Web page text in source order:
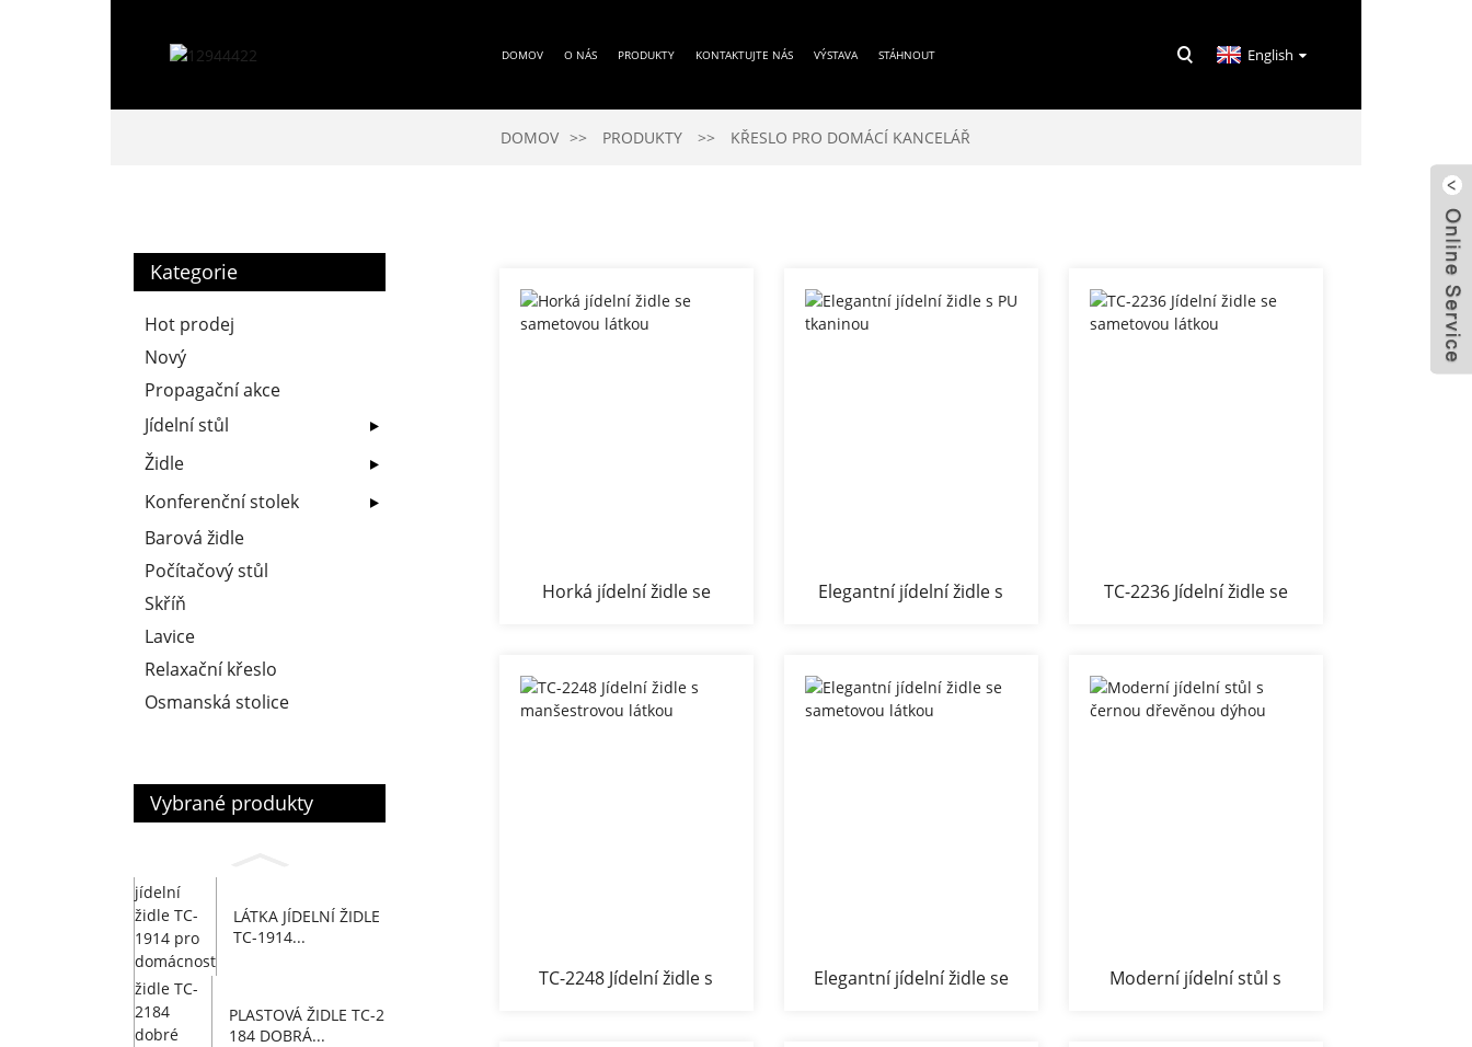
DOMOV O NÁS PRODUKTY KONTAKTUJTE NÁS VÝSTAVA STÁHNOUT English
DOMOV PRODUKTY KŘESLO PRO DOMÁCÍ KANCELÁŘ
Kategorie
Hot prodej
Nový
Propagační akce
Jídelní stůl
Židle
Konferenční stolek
Barová židle
Počítačový stůl
Skříň
Lavice
Relaxační křeslo
Osmanská stolice
Vybrané produkty
LÁTKA JÍDELNÍ ŽIDLE
TC-1914...
PLASTOVÁ ŽIDLE TC-2
184 DOBRÁ...
Horká jídelní židle se
Elegantní jídelní židle s
TC-2236 Jídelní židle se
TC-2248 Jídelní židle s
Elegantní jídelní židle se
Moderní jídelní stůl s